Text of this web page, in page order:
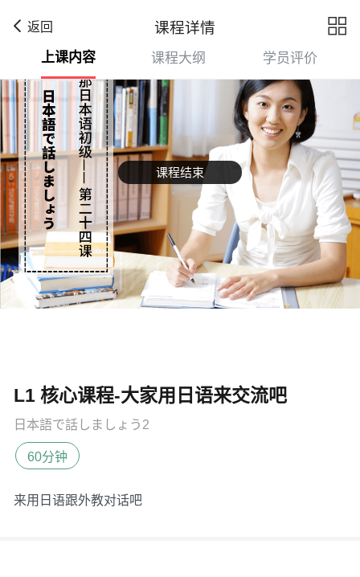
返回 课程详情 
课程结束
上课内容 课程大纲 学员评价
L1 核心课程-大家用日语来交流吧
日本語で話しましょう2
60分钟
来用日语跟外教对话吧